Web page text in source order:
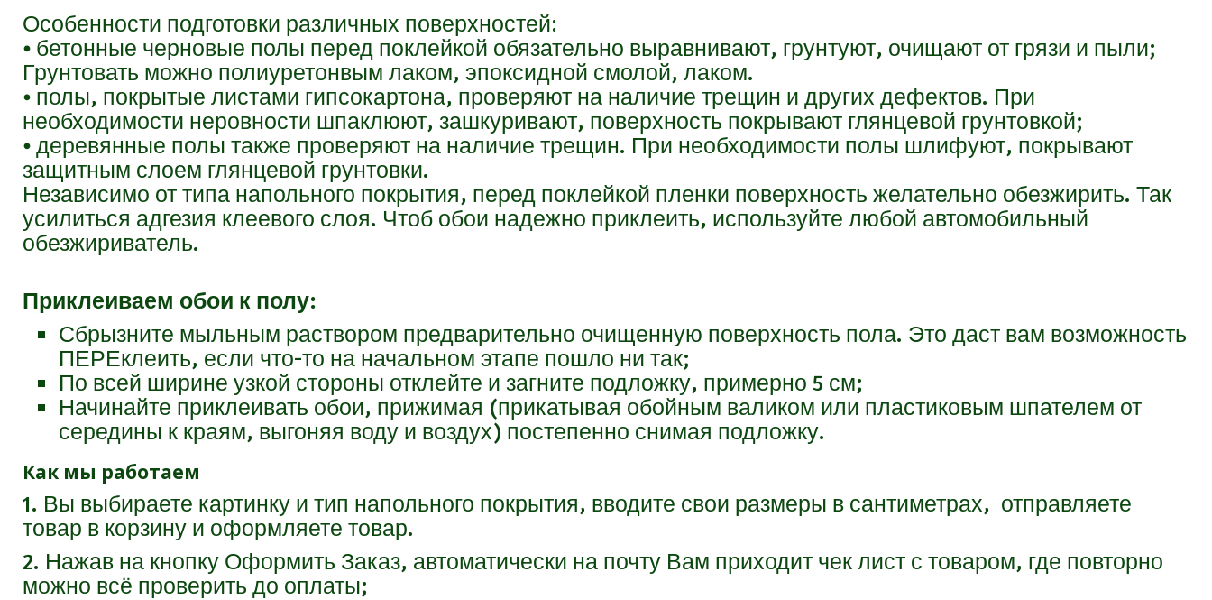
Особенности подготовки различных поверхностей:
⦁ бетонные черновые полы перед поклейкой обязательно выравнивают, грунтуют, очищают от грязи и пыли;
Грунтовать можно полиуретонвым лаком, эпоксидной смолой, лаком.
⦁ полы, покрытые листами гипсокартона, проверяют на наличие трещин и других дефектов. При
необходимости неровности шпаклюют, зашкуривают, поверхность покрывают глянцевой грунтовкой;
⦁ деревянные полы также проверяют на наличие трещин. При необходимости полы шлифуют, покрывают
защитным слоем глянцевой грунтовки.
Независимо от типа напольного покрытия, перед поклейкой пленки поверхность желательно обезжирить. Так
усилиться адгезия клеевого слоя. Чтоб обои надежно приклеить, используйте любой автомобильный
обезжириватель.
Приклеиваем обои к полу:
Сбрызните мыльным раствором предварительно очищенную поверхность пола. Это даст вам возможность
ПЕРЕклеить, если что-то на начальном этапе пошло ни так;
По всей ширине узкой стороны отклейте и загните подложку, примерно 5 см;
Начинайте приклеивать обои, прижимая (прикатывая обойным валиком или пластиковым шпателем от
середины к краям, выгоняя воду и воздух) постепенно снимая подложку.
Как мы работаем
1. Вы выбираете картинку и тип напольного покрытия, вводите свои размеры в сантиметрах, отправляете
товар в корзину и оформляете товар.
2. Нажав на кнопку Оформить Заказ, автоматически на почту Вам приходит чек лист с товаром, где повторно
можно всё проверить до оплаты;